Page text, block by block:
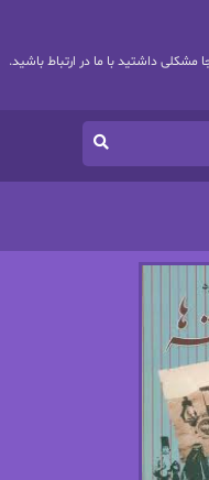
داشتید با ما در ارتباط باشید.